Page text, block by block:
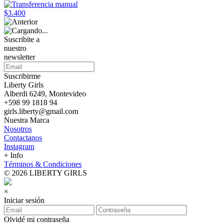
$3.400
Suscribite a
nuestro
newsletter
Suscribirme
Liberty Girls
Alberdi 6249, Montevideo
+598 99 1818 94
girls.liberty@gmail.com
Nuestra Marca
Nosotros
Contactanos
Instagram
+ Info
Términos & Condiciones
© 2026 LIBERTY GIRLS
×
Iniciar sesión
Olvidé mi contraseña